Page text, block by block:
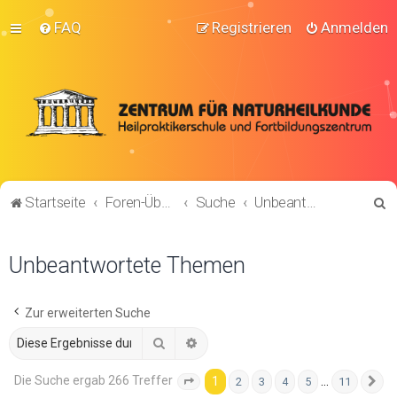
FAQ Anmelden
Registrieren
Startseite Foren-Übersicht Suche Unbeantwortete Themen
Unbeantwortete Themen
Zur erweiterten Suche
Suche
Die Suche ergab 266 Treffer Seite 1 von 11
1 2 3 4 5 … 11